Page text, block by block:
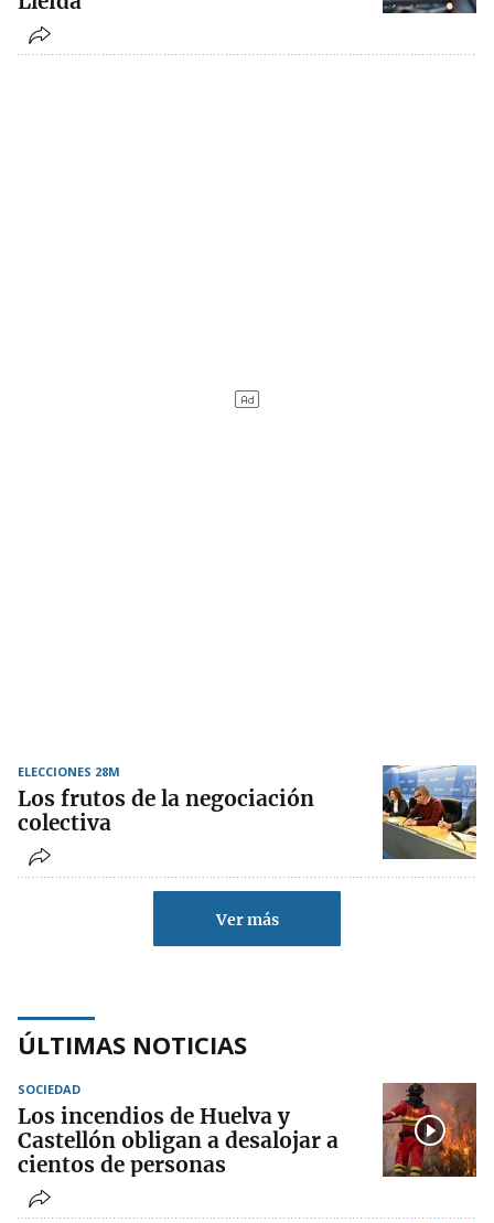
ELECCIONES 28M
Los frutos de la negociación
colectiva
Ver más
ÚLTIMAS NOTICIAS
SOCIEDAD
Los incendios de Huelva y
Castellón obligan a desalojar a
cientos de personas